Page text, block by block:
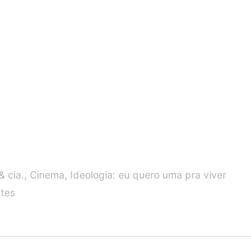
cia., Cinema, Ideologia: eu quero uma pra viver